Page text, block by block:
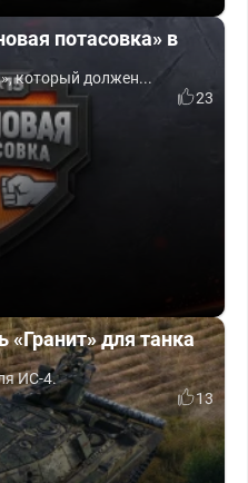
потасовка» в
который должен...
23
для танка
ИС-4.
13